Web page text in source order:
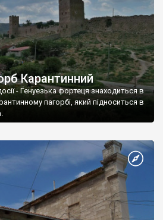
Карантинний
- Генуезька фортеця знаходиться в
пагорбі, який підноситься в